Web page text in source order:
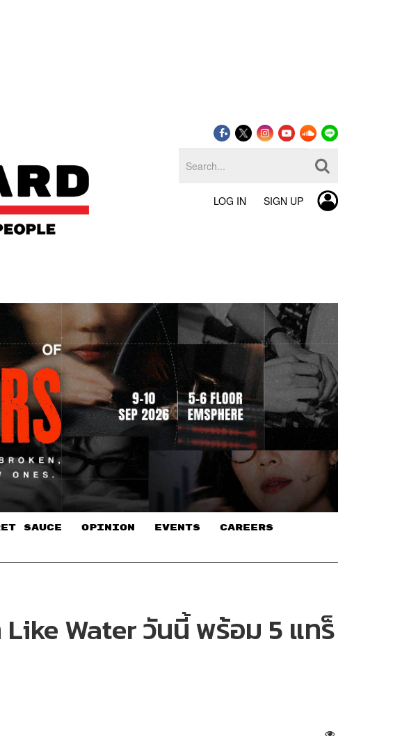
LOG IN SIGN UP
SAUCE​ OPINION EVENTS CAREERS
Water วันนี้ พร้อม 5 แทร็